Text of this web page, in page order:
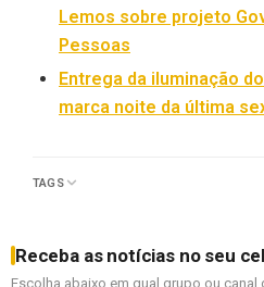
Lemos sobre projeto
Pessoas
Entrega da iluminação
marca noite da última
TAGS
Receba as notícias no seu
Escolha abaixo em qual grupo ou canal